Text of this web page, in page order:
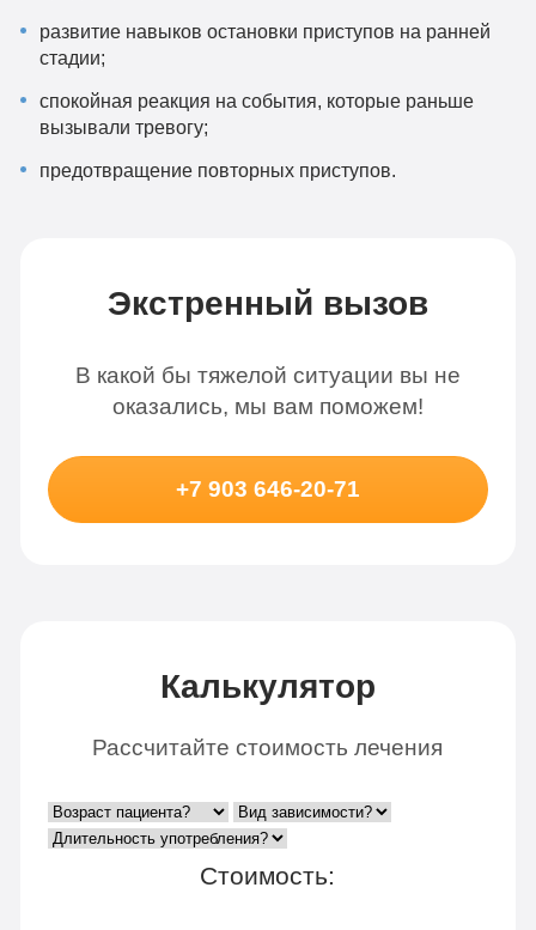
развитие навыков остановки приступов на ранней
стадии;
спокойная реакция на события, которые раньше
вызывали тревогу;
предотвращение повторных приступов.
Экстренный вызов
В какой бы тяжелой ситуации вы не
оказались, мы вам поможем!
+7 903 646-20-71
Калькулятор
Рассчитайте стоимость лечения
Стоимость: